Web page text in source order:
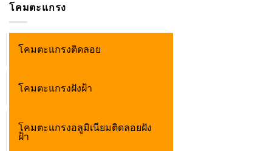
โคมตะแกรง
โคมตะแกรงติดลอย
โคมตะแกรงฝังฝ้า
โคมตะแกรงอลูมิเนียมติดลอยฝัง
ฝ้า